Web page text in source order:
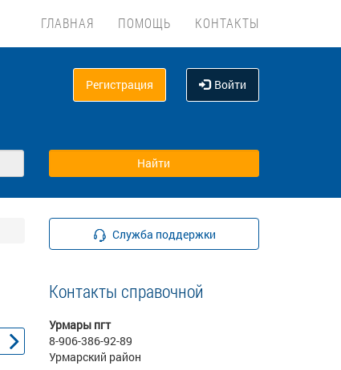
ГЛАВНАЯ ПОМОЩЬ КОНТАКТЫ
Регистрация Войти
Служба поддержки
Контакты справочной
Урмары пгт
8-906-386-92-89
Урмарский район